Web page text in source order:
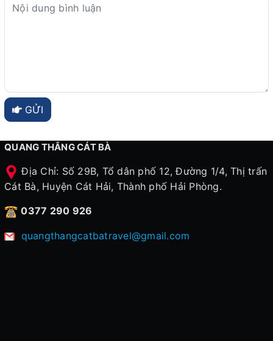
GỬI
QUANG THẮNG CÁT BÀ
Địa Chỉ: Số 29B, Tổ dân phố 12, Đường 1/4, Thị trấn
Cát Bà, Huyện Cát Hải, Thành phố Hải Phòng.
0377 290 926
quangthangcatbatravel@gmail.com